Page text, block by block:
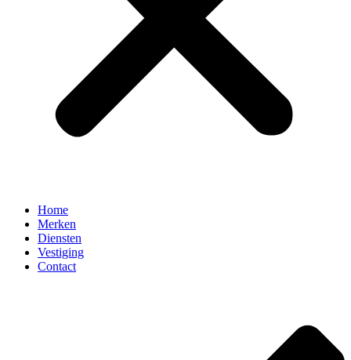
Home
Merken
Diensten
Vestiging
Contact